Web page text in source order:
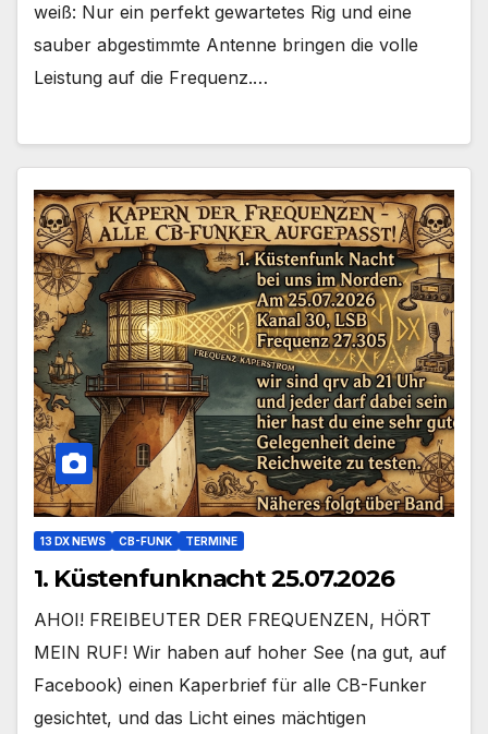
weiß: Nur ein perfekt gewartetes Rig und eine
sauber abgestimmte Antenne bringen die volle
Leistung auf die Frequenz.…
13 DX NEWS CB-FUNK TERMINE
1. Küstenfunknacht 25.07.2026
AHOI! FREIBEUTER DER FREQUENZEN, HÖRT
MEIN RUF! Wir haben auf hoher See (na gut, auf
Facebook) einen Kaperbrief für alle CB-Funker
gesichtet, und das Licht eines mächtigen